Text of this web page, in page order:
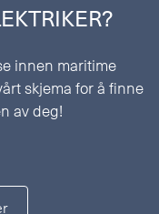
innen maritime
skjema for å finne
av deg!